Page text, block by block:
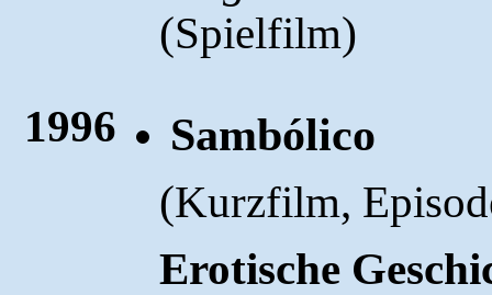
(Spielfilm)
1996
Sambólico
(Kurzfilm,
Erotische